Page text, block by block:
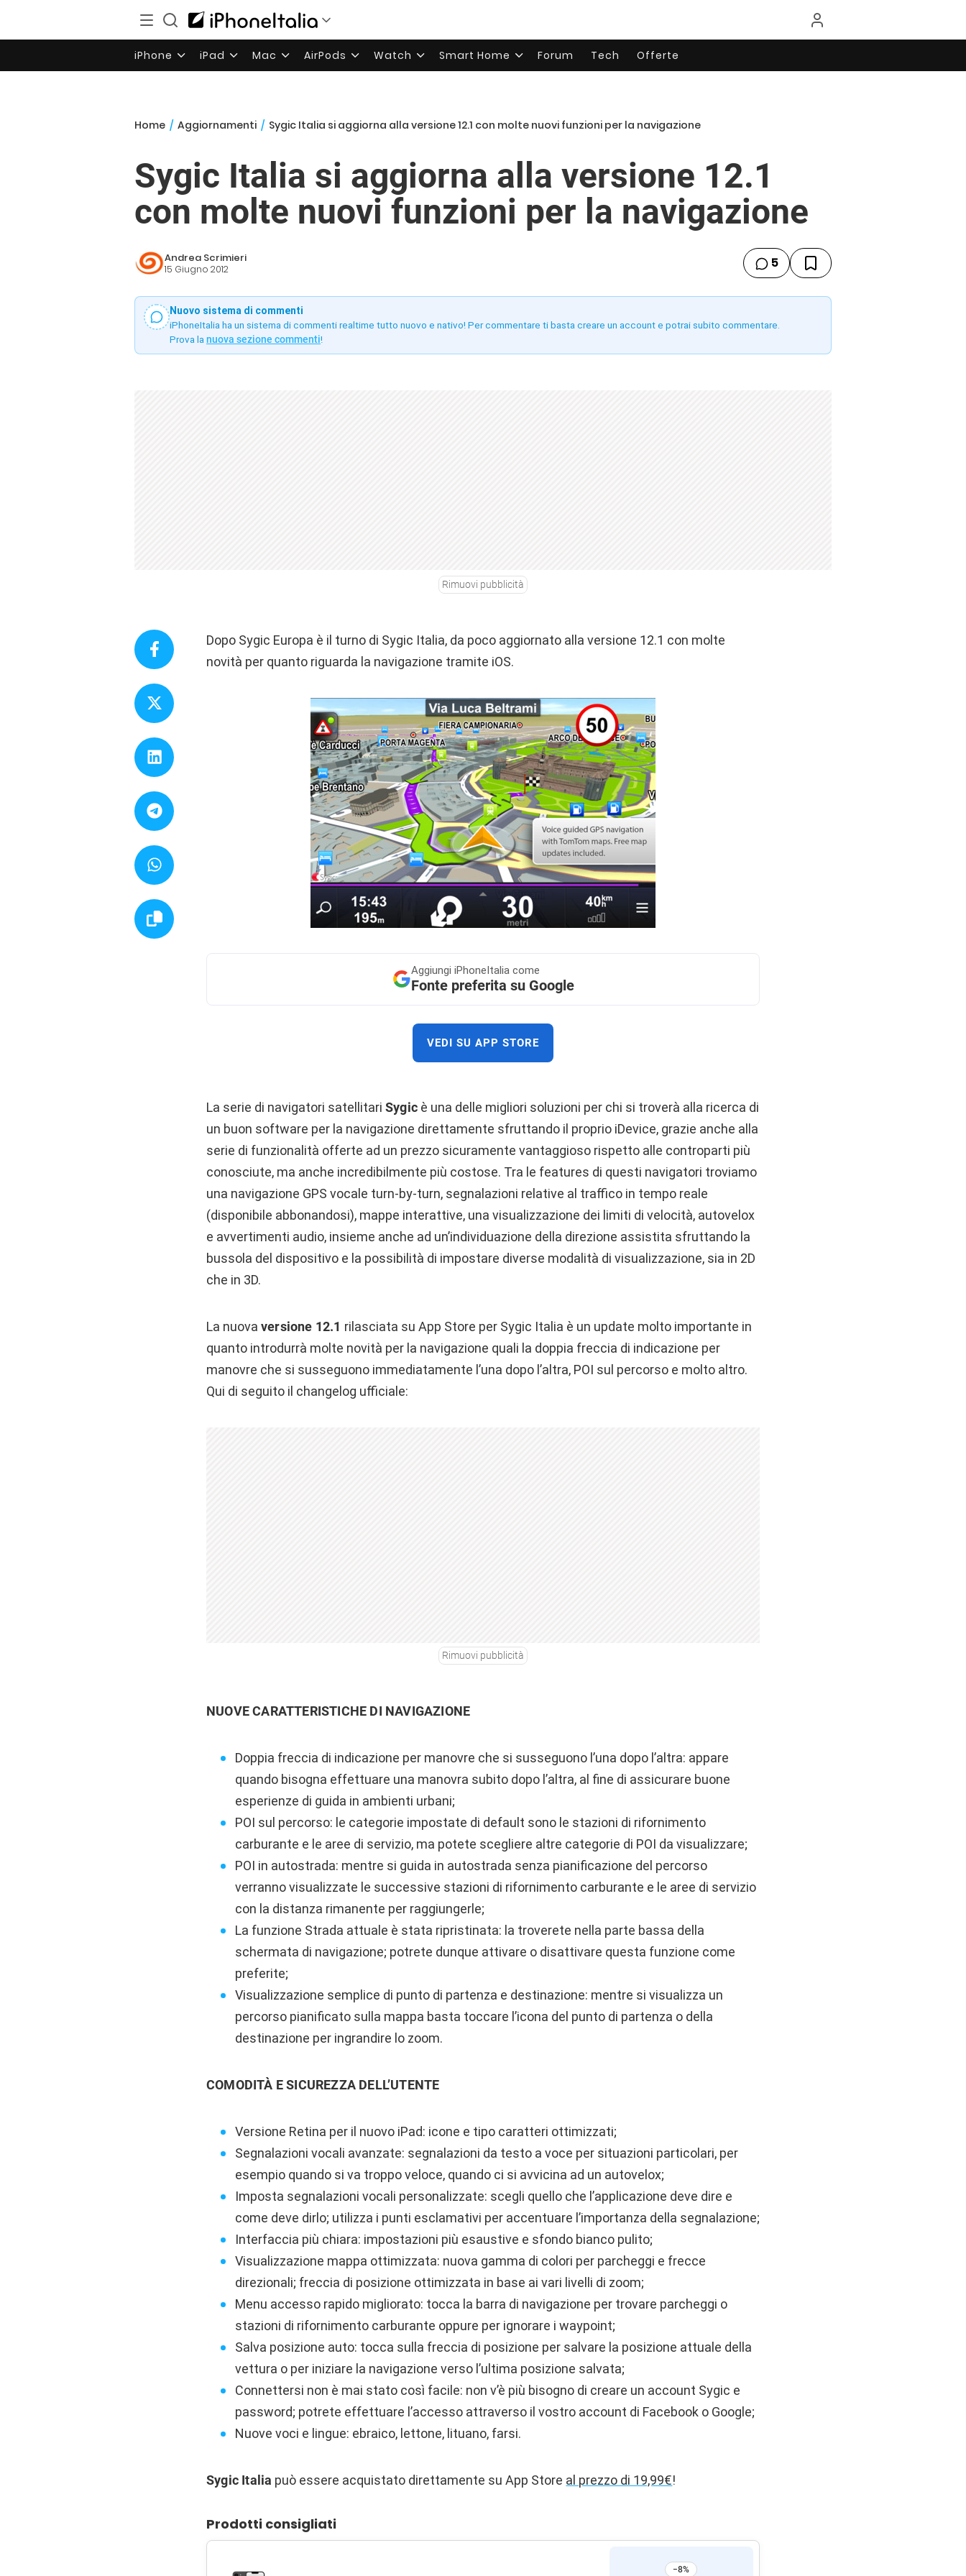
iPhone iPad Mac AirPods Watch Smart Home Forum Tech Offerte
Home / Aggiornamenti / Sygic Italia si aggiorna alla versione 12.1 con molte nuovi funzioni per la navigazione
Sygic Italia si aggiorna alla versione 12.1
con molte nuovi funzioni per la navigazione
Andrea Scrimieri
15 Giugno 2012 5
Nuovo sistema di commenti
iPhoneItalia ha un sistema di commenti realtime tutto nuovo e nativo! Per commentare ti basta creare un account e potrai subito commentare.
Prova la nuova sezione commenti!
Rimuovi pubblicità
Dopo Sygic Europa è il turno di Sygic Italia, da poco aggiornato alla versione 12.1 con molte
novità per quanto riguarda la navigazione tramite iOS.
Aggiungi iPhoneItalia come
Fonte preferita su Google
VEDI SU APP STORE
La serie di navigatori satellitari Sygic è una delle migliori soluzioni per chi si troverà alla ricerca di
un buon software per la navigazione direttamente sfruttando il proprio iDevice, grazie anche alla
serie di funzionalità offerte ad un prezzo sicuramente vantaggioso rispetto alle controparti più
conosciute, ma anche incredibilmente più costose. Tra le features di questi navigatori troviamo
una navigazione GPS vocale turn-by-turn, segnalazioni relative al traffico in tempo reale
(disponibile abbonandosi), mappe interattive, una visualizzazione dei limiti di velocità, autovelox
e avvertimenti audio, insieme anche ad un’individuazione della direzione assistita sfruttando la
bussola del dispositivo e la possibilità di impostare diverse modalità di visualizzazione, sia in 2D
che in 3D.
La nuova versione 12.1 rilasciata su App Store per Sygic Italia è un update molto importante in
quanto introdurrà molte novità per la navigazione quali la doppia freccia di indicazione per
manovre che si susseguono immediatamente l’una dopo l’altra, POI sul percorso e molto altro.
Qui di seguito il changelog ufficiale:
Rimuovi pubblicità
NUOVE CARATTERISTICHE DI NAVIGAZIONE
Doppia freccia di indicazione per manovre che si susseguono l’una dopo l’altra: appare
quando bisogna effettuare una manovra subito dopo l’altra, al fine di assicurare buone
esperienze di guida in ambienti urbani;
POI sul percorso: le categorie impostate di default sono le stazioni di rifornimento
carburante e le aree di servizio, ma potete scegliere altre categorie di POI da visualizzare;
POI in autostrada: mentre si guida in autostrada senza pianificazione del percorso
verranno visualizzate le successive stazioni di rifornimento carburante e le aree di servizio
con la distanza rimanente per raggiungerle;
La funzione Strada attuale è stata ripristinata: la troverete nella parte bassa della
schermata di navigazione; potrete dunque attivare o disattivare questa funzione come
preferite;
Visualizzazione semplice di punto di partenza e destinazione: mentre si visualizza un
percorso pianificato sulla mappa basta toccare l’icona del punto di partenza o della
destinazione per ingrandire lo zoom.
COMODITÀ E SICUREZZA DELL’UTENTE
Versione Retina per il nuovo iPad: icone e tipo caratteri ottimizzati;
Segnalazioni vocali avanzate: segnalazioni da testo a voce per situazioni particolari, per
esempio quando si va troppo veloce, quando ci si avvicina ad un autovelox;
Imposta segnalazioni vocali personalizzate: scegli quello che l’applicazione deve dire e
come deve dirlo; utilizza i punti esclamativi per accentuare l’importanza della segnalazione;
Interfaccia più chiara: impostazioni più esaustive e sfondo bianco pulito;
Visualizzazione mappa ottimizzata: nuova gamma di colori per parcheggi e frecce
direzionali; freccia di posizione ottimizzata in base ai vari livelli di zoom;
Menu accesso rapido migliorato: tocca la barra di navigazione per trovare parcheggi o
stazioni di rifornimento carburante oppure per ignorare i waypoint;
Salva posizione auto: tocca sulla freccia di posizione per salvare la posizione attuale della
vettura o per iniziare la navigazione verso l’ultima posizione salvata;
Connettersi non è mai stato così facile: non v’è più bisogno di creare un account Sygic e
password; potrete effettuare l’accesso attraverso il vostro account di Facebook o Google;
Nuove voci e lingue: ebraico, lettone, lituano, farsi.
Sygic Italia può essere acquistato direttamente su App Store al prezzo di 19,99€!
Prodotti consigliati
−8%